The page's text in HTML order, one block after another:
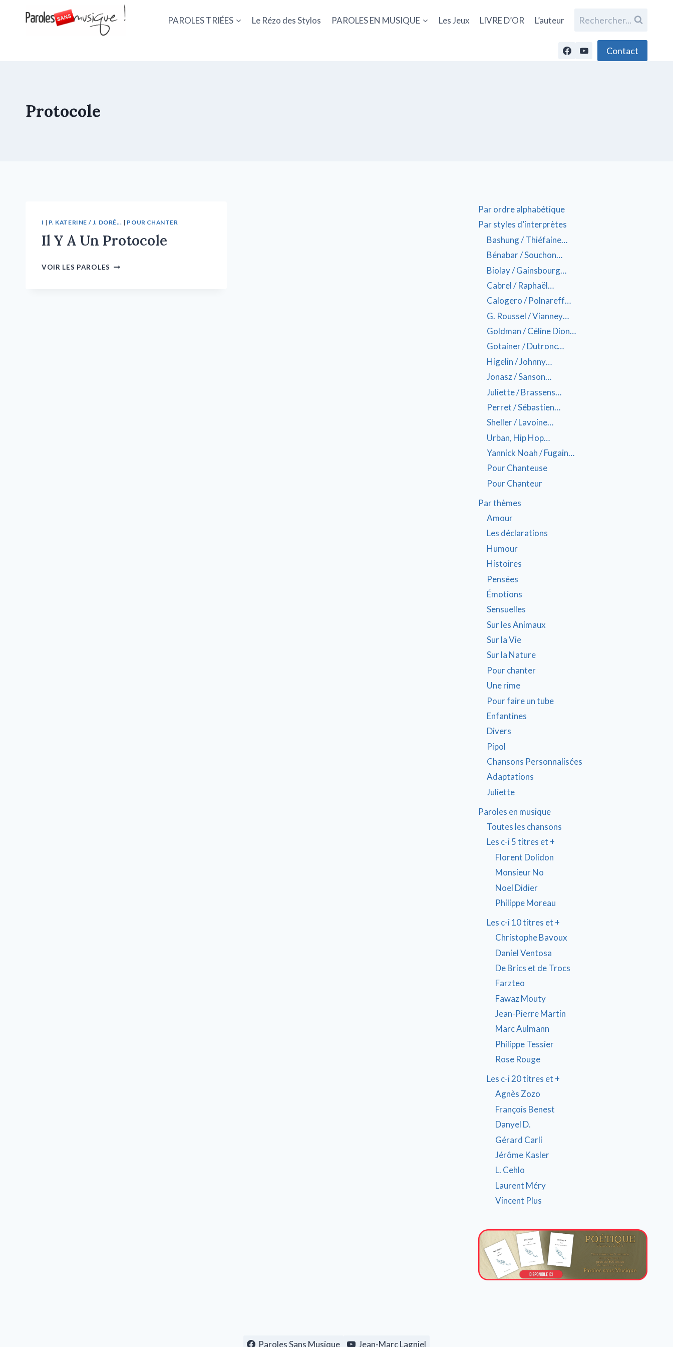
PAROLES TRIÉES Le Rézo des Stylos PAROLES EN MUSIQUE Les Jeux LIVRE D’OR L’auteur Rechercher...
Contact
Protocole
I | P. KATERINE / J. DORÉ... | POUR CHANTER
Il Y A Un Protocole
VOIR LES PAROLES
Par ordre alphabétique
Par styles d’interprètes
Bashung / Thiéfaine…
Bénabar / Souchon…
Biolay / Gainsbourg…
Cabrel / Raphaël…
Calogero / Polnareff…
G. Roussel / Vianney…
Goldman / Céline Dion…
Gotainer / Dutronc…
Higelin / Johnny…
Jonasz / Sanson…
Juliette / Brassens…
Perret / Sébastien…
Sheller / Lavoine…
Urban, Hip Hop…
Yannick Noah / Fugain…
Pour Chanteuse
Pour Chanteur
Par thèmes
Amour
Les déclarations
Humour
Histoires
Pensées
Émotions
Sensuelles
Sur les Animaux
Sur la Vie
Sur la Nature
Pour chanter
Une rime
Pour faire un tube
Enfantines
Divers
Pipol
Chansons Personnalisées
Adaptations
Juliette
Paroles en musique
Toutes les chansons
Les c-i 5 titres et +
Florent Dolidon
Monsieur No
Noel Didier
Philippe Moreau
Les c-i 10 titres et +
Christophe Bavoux
Daniel Ventosa
De Brics et de Trocs
Farzteo
Fawaz Mouty
Jean-Pierre Martin
Marc Aulmann
Philippe Tessier
Rose Rouge
Les c-i 20 titres et +
Agnès Zozo
François Benest
Danyel D.
Gérard Carli
Jérôme Kasler
L. Cehlo
Laurent Méry
Vincent Plus
Paroles Sans Musique Jean-Marc Lagniel